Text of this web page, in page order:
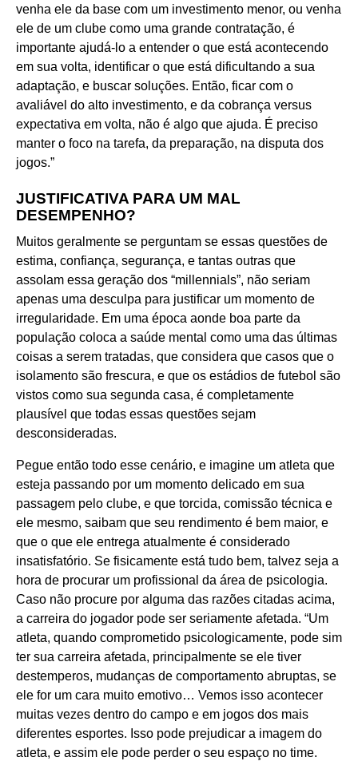
venha ele da base com um investimento menor, ou venha
ele de um clube como uma grande contratação, é
importante ajudá-lo a entender o que está acontecendo
em sua volta, identificar o que está dificultando a sua
adaptação, e buscar soluções. Então, ficar com o
avaliável do alto investimento, e da cobrança versus
expectativa em volta, não é algo que ajuda. É preciso
manter o foco na tarefa, da preparação, na disputa dos
jogos.”
JUSTIFICATIVA PARA UM MAL
DESEMPENHO?
Muitos geralmente se perguntam se essas questões de
estima, confiança, segurança, e tantas outras que
assolam essa geração dos “millennials”, não seriam
apenas uma desculpa para justificar um momento de
irregularidade. Em uma época aonde boa parte da
população coloca a saúde mental como uma das últimas
coisas a serem tratadas, que considera que casos que o
isolamento são frescura, e que os estádios de futebol são
vistos como sua segunda casa, é completamente
plausível que todas essas questões sejam
desconsideradas.
Pegue então todo esse cenário, e imagine um atleta que
esteja passando por um momento delicado em sua
passagem pelo clube, e que torcida, comissão técnica e
ele mesmo, saibam que seu rendimento é bem maior, e
que o que ele entrega atualmente é considerado
insatisfatório. Se fisicamente está tudo bem, talvez seja a
hora de procurar um profissional da área de psicologia.
Caso não procure por alguma das razões citadas acima,
a carreira do jogador pode ser seriamente afetada. “Um
atleta, quando comprometido psicologicamente, pode sim
ter sua carreira afetada, principalmente se ele tiver
destemperos, mudanças de comportamento abruptas, se
ele for um cara muito emotivo… Vemos isso acontecer
muitas vezes dentro do campo e em jogos dos mais
diferentes esportes. Isso pode prejudicar a imagem do
atleta, e assim ele pode perder o seu espaço no time.